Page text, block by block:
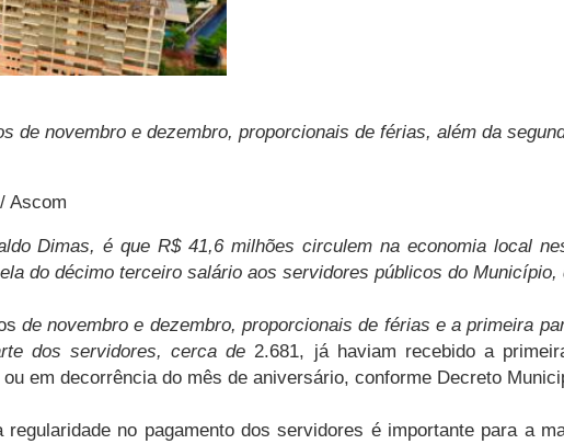
de novembro e dezembro, proporcionais de férias, além da
Ascom
Dimas, é que R$ 41,6 milhões circulem na economia local
do décimo terceiro salário aos servidores públicos do
de novembro e dezembro, proporcionais de férias e a primeira
dos servidores, cerca de 2.681, já haviam recebido a
em decorrência do mês de aniversário, conforme Decreto
no pagamento dos servidores é importante para a